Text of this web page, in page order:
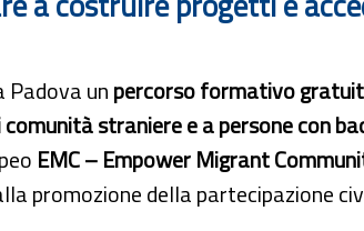
Padova unpercorso formativo
comunità straniere e a persone con
EMC – Empower Migrant
promozione della partecipazione